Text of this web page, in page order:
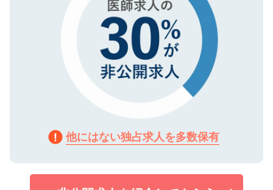
他にはない独占求人を多数保有